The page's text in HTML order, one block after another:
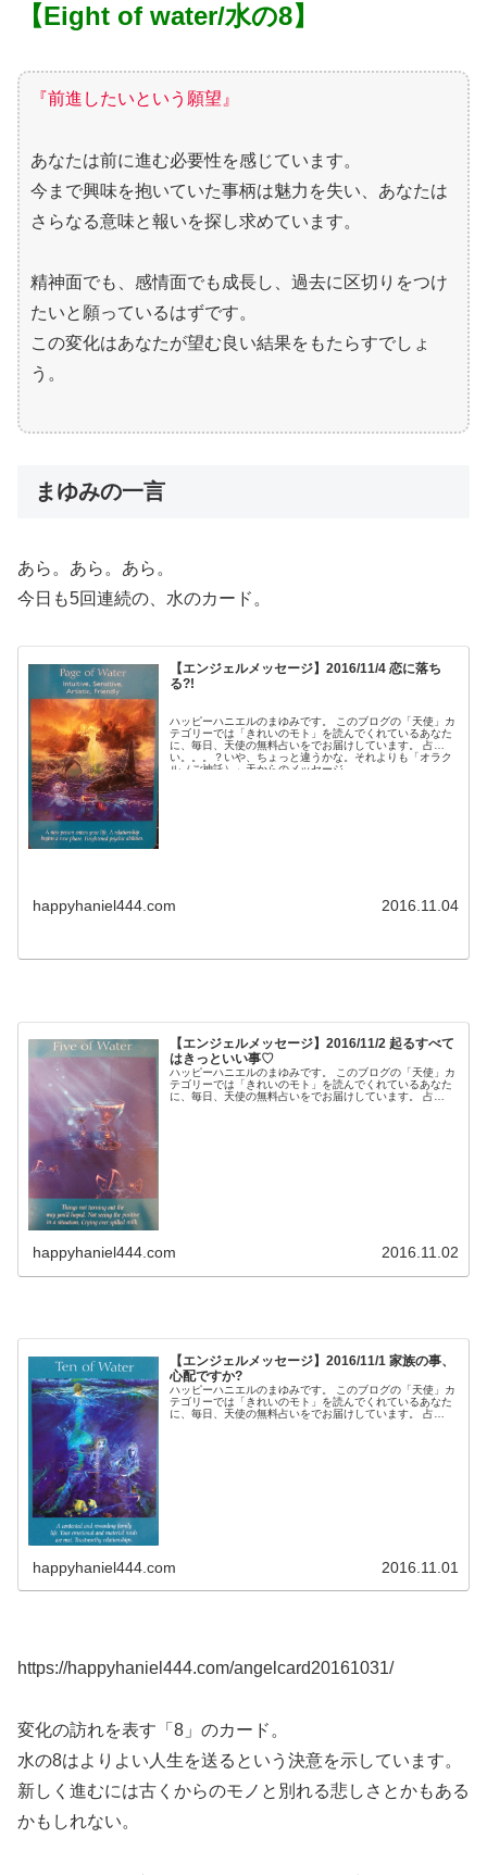
【Eight of water/水の8】
『前進したいという願望』
あなたは前に進む必要性を感じています。
今まで興味を抱いていた事柄は魅力を失い、あなたは
さらなる意味と報いを探し求めています。
精神面でも、感情面でも成長し、過去に区切りをつけ
たいと願っているはずです。
この変化はあなたが望む良い結果をもたらすでしょ
う。
まゆみの一言
あら。あら。あら。
今日も5回連続の、水のカード。
【エンジェルメッセージ】2016/11/4 恋に落ち
る?!
ハッピーハニエルのまゆみです。 このブログの「天使」カ
テゴリーでは「きれいのモト」を読んでくれているあなた
に、毎日、天使の無料占いをでお届けしています。 占
い。。。？いや、ちょっと違うかな。それよりも「オラク
ル（ご神託）」天からのメッセージ...
happyhaniel444.com 2016.11.04
【エンジェルメッセージ】2016/11/2 起るすべて
はきっといい事♡
ハッピーハニエルのまゆみです。 このブログの「天使」カ
テゴリーでは「きれいのモト」を読んでくれているあなた
に、毎日、天使の無料占いをでお届けしています。 占
happyhaniel444.com 2016.11.02
【エンジェルメッセージ】2016/11/1 家族の事、
心配ですか?
ハッピーハニエルのまゆみです。 このブログの「天使」カ
テゴリーでは「きれいのモト」を読んでくれているあなた
に、毎日、天使の無料占いをでお届けしています。 占
happyhaniel444.com 2016.11.01
https://happyhaniel444.com/angelcard20161031/
変化の訪れを表す「8」のカード。
水の8はよりよい人生を送るという決意を示しています。
新しく進むには古くからのモノと別れる悲しさとかもある
かもしれない。